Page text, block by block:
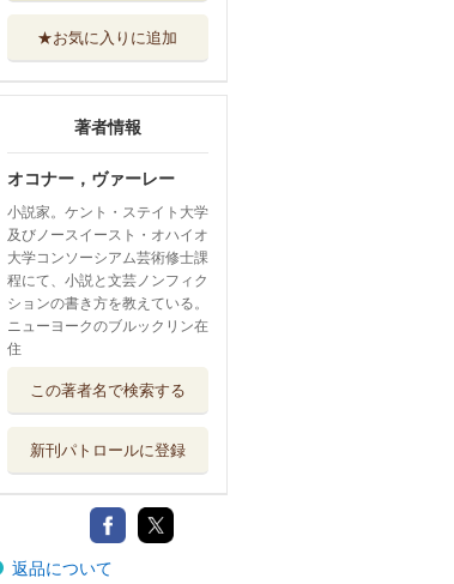
★お気に入りに追加
著者情報
オコナー，ヴァーレー
小説家。ケント・ステイト大学
及びノースイースト・オハイオ
大学コンソーシアム芸術修士課
程にて、小説と文芸ノンフィク
ションの書き方を教えている。
ニューヨークのブルックリン在
住
この著者名で検索する
新刊パトロールに登録
返品について